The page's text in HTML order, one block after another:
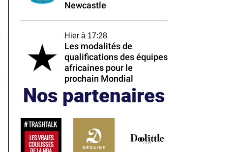
Newcastle
Hier à 17:28
Les modalités de
qualifications des équipes
africaines pour le
prochain Mondial
Nos partenaires